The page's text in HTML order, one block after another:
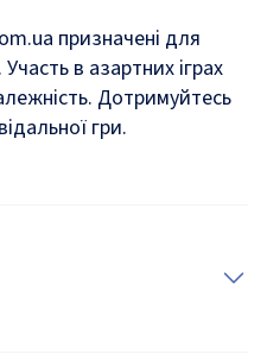
призначені для
в азартних іграх
Дотримуйтесь
гри.